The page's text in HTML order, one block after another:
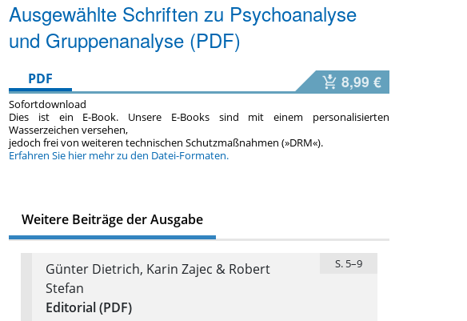
Ausgewählte Schriften zu Psychoanalyse
und Gruppenanalyse (PDF)
PDF 8,99 €
Sofortdownload
Dies ist ein E-Book. Unsere E-Books sind mit einem personalisierten
Wasserzeichen versehen,
jedoch frei von weiteren technischen Schutzmaßnahmen (»DRM«).
Erfahren Sie hier mehr zu den Datei-Formaten.
Weitere Beiträge der Ausgabe
Günter Dietrich, Karin Zajec & Robert
Stefan
S. 5–9
Editorial (PDF)